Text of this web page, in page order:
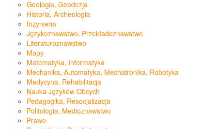
Geologia, Geodezja
Historia, Archeologia
Inżynieria
Językoznawstwo, Przekładoznawstwo
Literaturoznawstwo
Mapy
Matematyka, Informatyka
Mechanika, Automatyka, Mechatronika, Robotyka
Medycyna, Rehabilitacja
Nauka Języków Obcych
Pedagogika, Resocjalizacja
Politologia, Medioznawstwo
Prawo